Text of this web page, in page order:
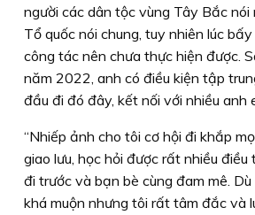
người các dân tộc vùng Tây Bắc nói
Tổ quốc nói chung, tuy nhiên lúc
công tác nên chưa thực hiện được.
năm 2022, anh có điều kiện tập
đầu đi đó đây, kết nối với nhiều anh
“Nhiếp ảnh cho tôi cơ hội đi khắp
giao lưu, học hỏi được rất nhiều
đi trước và bạn bè cùng đam mê.
khá muộn nhưng tôi rất tâm đắc và